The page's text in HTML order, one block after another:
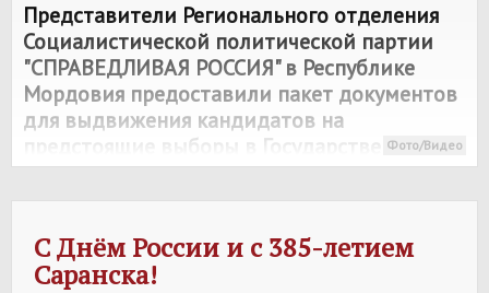
Представители Регионального отделения
Социалистической политической партии
"СПРАВЕДЛИВАЯ РОССИЯ" в Республике
Мордовия предоставили пакет документов
для выдвижения кандидатов на
предстоящие выборы в Государственное
Собрание Республики Мордовия/
Представители Регионального отделения
СПРАВЕДЛИВАЯ РОССИЯ" в Республике
Мордовия предоставили пакет документов
Фото/Видео
С Днём России и с 385-летием
Саранска!